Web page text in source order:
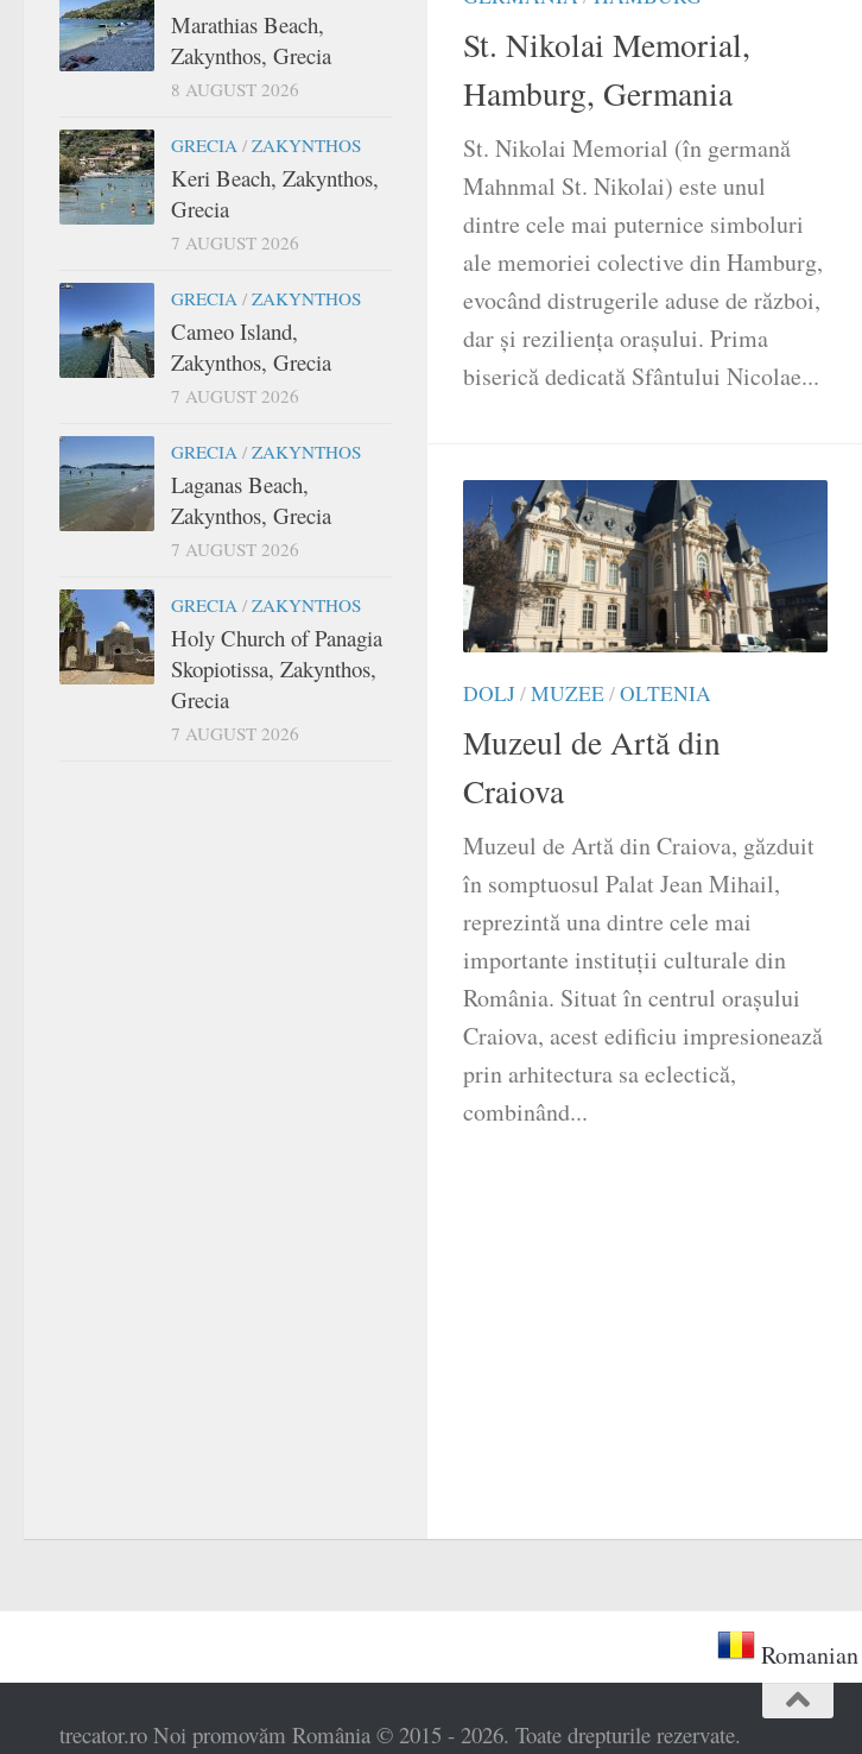
St. Nikolai Memorial,
Hamburg, Germania
St. Nikolai Memorial (în germană
Mahnmal St. Nikolai) este unul
dintre cele mai puternice simboluri
ale memoriei colective din Hamburg,
evocând distrugerile aduse de război,
dar şi rezilienţa oraşului. Prima
biserică dedicată Sfântului Nicolae...
DOLJ/MUZEE/OLTENIA
Muzeul de Artă din
Craiova
Muzeul de Artă din Craiova, găzduit
în somptuosul Palat Jean Mihail,
reprezintă una dintre cele mai
importante instituții culturale din
România. Situat în centrul orașului
Craiova, acest edificiu impresionează
prin arhitectura sa eclectică,
combinând...
Marathias Beach,
Zakynthos, Grecia
8 AUGUST 2026
GRECIA / ZAKYNTHOS
Keri Beach, Zakynthos,
Grecia
7 AUGUST 2026
GRECIA / ZAKYNTHOS
Cameo Island,
Zakynthos, Grecia
7 AUGUST 2026
GRECIA / ZAKYNTHOS
Laganas Beach,
Zakynthos, Grecia
7 AUGUST 2026
GRECIA / ZAKYNTHOS
Holy Church of Panagia
Skopiotissa, Zakynthos,
Grecia
7 AUGUST 2026
Romanian
trecator.ro Noi promovăm România © 2015 - 2026. Toate drepturile rezervate.